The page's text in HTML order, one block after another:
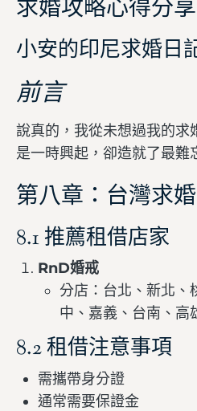
求婚攻略心得分享
小安的印尼求婚日
前言
說真的，我從未想過我的求
是一時興起，卻造就了最難
第八章：台灣求
8.1 推薦租借店家
RnD婚戒
分店：台北、新北、
中、嘉義、台南、高
8.2 租借注意事項
需攜帶身分證
通常需要保證金